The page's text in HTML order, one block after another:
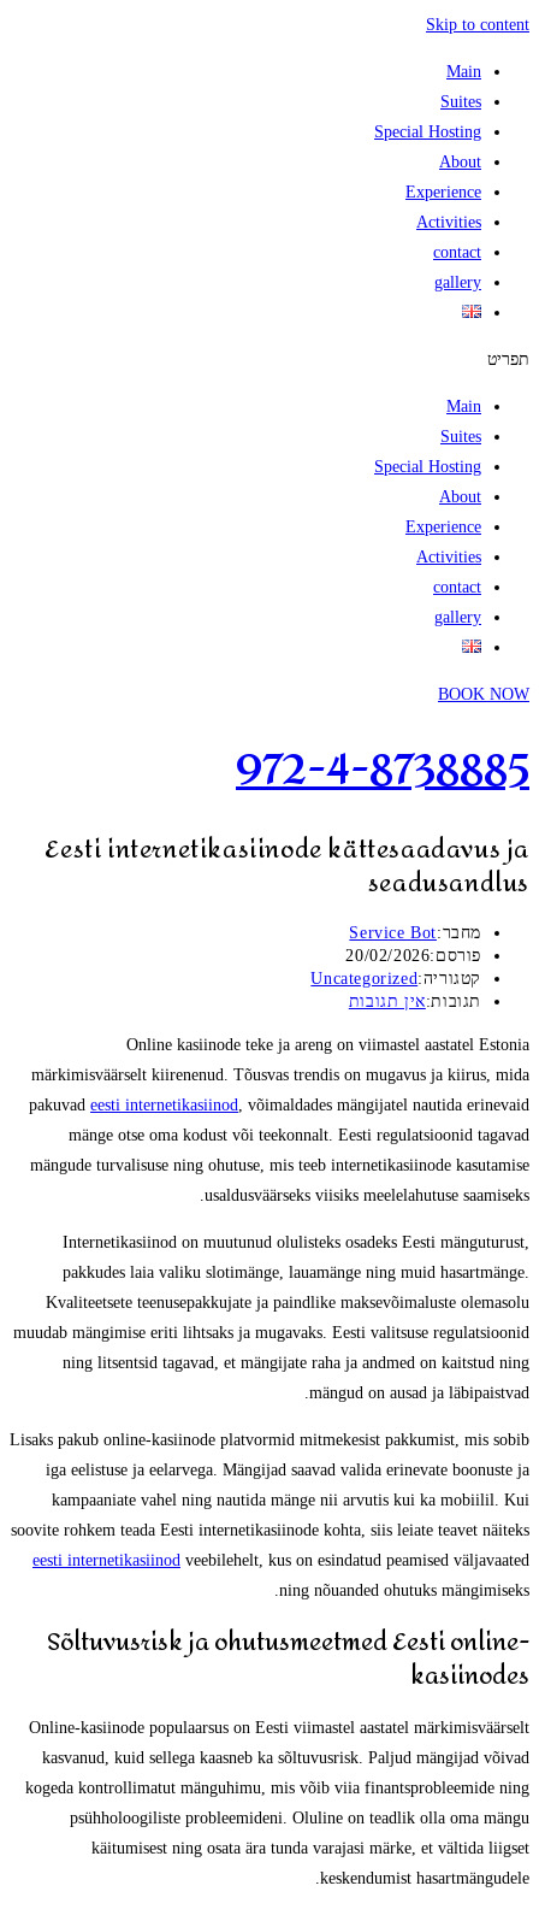
Skip to content
Main
Suites
Special Hosting
About
Experience
Activities
contact
gallery
תפריט
Main
Suites
Special Hosting
About
Experience
Activities
contact
gallery
BOOK NOW
972-4-8738885
Eesti internetikasiinode kättesaadavus ja
seadusandlus
מחבר:Service Bot
פורסם:20/02/2026
קטגוריה:Uncategorized
תגובות:אין תגובות
Online kasiinode teke ja areng on viimastel aastatel Estonia
märkimisväärselt kiirenenud. Tõusvas trendis on mugavus ja kiirus, mida
pakuvad eesti internetikasiinod, võimaldades mängijatel nautida erinevaid
mänge otse oma kodust või teekonnalt. Eesti regulatsioonid tagavad
mängude turvalisuse ning ohutuse, mis teeb internetikasiinode kasutamise
usaldusväärseks viisiks meelelahutuse saamiseks.
Internetikasiinod on muutunud olulisteks osadeks Eesti mänguturust,
pakkudes laia valiku slotimänge, lauamänge ning muid hasartmänge.
Kvaliteetsete teenusepakkujate ja paindlike maksevõimaluste olemasolu
muudab mängimise eriti lihtsaks ja mugavaks. Eesti valitsuse regulatsioonid
ning litsentsid tagavad, et mängijate raha ja andmed on kaitstud ning
mängud on ausad ja läbipaistvad.
Lisaks pakub online-kasiinode platvormid mitmekesist pakkumist, mis sobib
iga eelistuse ja eelarvega. Mängijad saavad valida erinevate boonuste ja
kampaaniate vahel ning nautida mänge nii arvutis kui ka mobiilil. Kui
soovite rohkem teada Eesti internetikasiinode kohta, siis leiate teavet näiteks
eesti internetikasiinod veebilehelt, kus on esindatud peamised väljavaated
ning nõuanded ohutuks mängimiseks.
Sõltuvusrisk ja ohutusmeetmed Eesti online-
kasiinodes
Online-kasiinode populaarsus on Eesti viimastel aastatel märkimisväärselt
kasvanud, kuid sellega kaasneb ka sõltuvusrisk. Paljud mängijad võivad
kogeda kontrollimatut mänguhimu, mis võib viia finantsprobleemide ning
psühholoogiliste probleemideni. Oluline on teadlik olla oma mängu
käitumisest ning osata ära tunda varajasi märke, et vältida liigset
keskendumist hasartmängudele.